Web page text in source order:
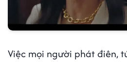
Việc mọi người phát điên,